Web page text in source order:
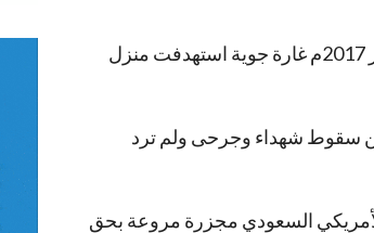
شن طيران العدوان الامريكي السعودي فجر اليوم الخميس 16 فبراير 2017م غارة جوية استهدفت منزل
سقوط شهداء وجرحى ولم ترد
السعودي مجزرة مروعة بحق